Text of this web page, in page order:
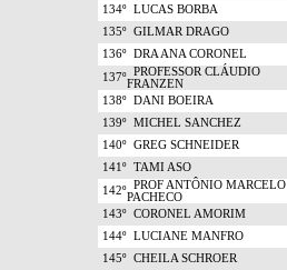
134º LUCAS BORBA
135º GILMAR DRAGO
136º DRA ANA CORONEL
137º PROFESSOR CLÁUDIO
FRANZEN
138º DANI BOEIRA
139º MICHEL SANCHEZ
140º GREG SCHNEIDER
141º TAMI ASO
142º PROF ANTÔNIO MARCELO
PACHECO
143º CORONEL AMORIM
144º LUCIANE MANFRO
145º CHEILA SCHROER